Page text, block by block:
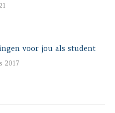
voor jou als student
2017